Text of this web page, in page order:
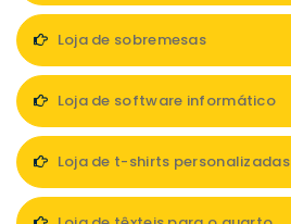
Loja de sobremesas
Loja de software informático
Loja de t-shirts personalizadas